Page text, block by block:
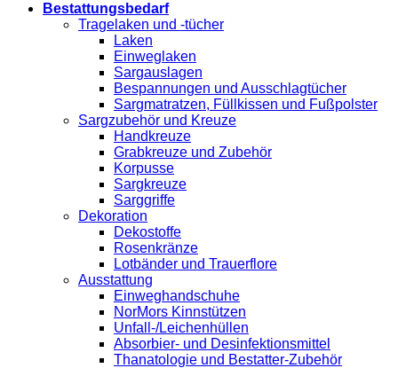
Bestattungsbedarf
Tragelaken und -tücher
Laken
Einweglaken
Sargauslagen
Bespannungen und Ausschlagtücher
Sargmatratzen, Füllkissen und Fußpolster
Sargzubehör und Kreuze
Handkreuze
Grabkreuze und Zubehör
Korpusse
Sargkreuze
Sarggriffe
Dekoration
Dekostoffe
Rosenkränze
Lotbänder und Trauerflore
Ausstattung
Einweghandschuhe
NorMors Kinnstützen
Unfall-/Leichenhüllen
Absorbier- und Desinfektionsmittel
Thanatologie und Bestatter-Zubehör